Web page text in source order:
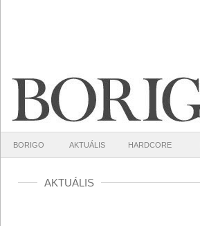
BORIGO AKTUÁLIS HARDCORE
AKTUÁLIS